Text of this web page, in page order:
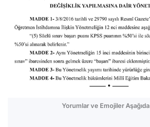
Yorumlar ve Emojiler Aşağıda